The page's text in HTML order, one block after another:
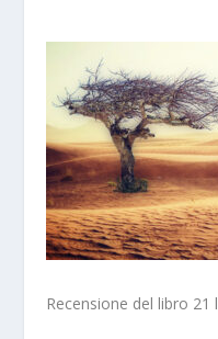
Recensione del libro 21